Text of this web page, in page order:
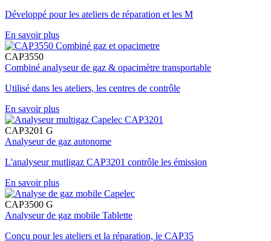
Développé pour les ateliers de réparation et les M
En savoir plus
CAP3550
Combiné analyseur de gaz & opacimètre transportable
Utilisé dans les ateliers, les centres de contrôle
En savoir plus
CAP3201 G
Analyseur de gaz autonome
L'analyseur mutligaz CAP3201 contrôle les émission
En savoir plus
CAP3500 G
Analyseur de gaz mobile Tablette
Conçu pour les ateliers et la réparation, le CAP35